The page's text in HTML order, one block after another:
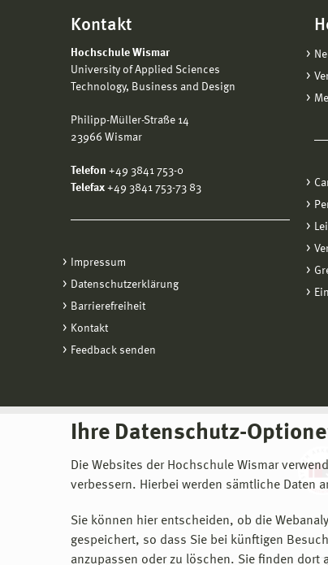
Ihre Datenschutz-
Die Websites der Hochschule Wismar
verbessern. Hierbei werden sämtliche Daten
Sie können hier entscheiden, ob die
gespeichert, so dass Sie bei künftigen
anzupassen oder zu löschen. Sie finden dort
Kontakt
Hochschule Wismar
University of Applied Sciences
Technology, Business and Design
Philipp-Müller-Straße 14
23966 Wismar
Telefon +49 3841 753-0
Telefax +49 3841 753-73 83
Impressum
Datenschutzerklärung
Barrierefreiheit
Kontakt
Feedback senden